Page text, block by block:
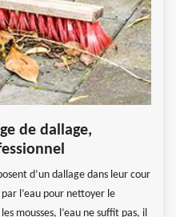
de dallage,
d’un dallage dans leur cour
l’eau pour nettoyer le
mousses, l’eau ne suffit pas, il